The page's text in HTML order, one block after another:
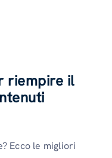
riempire il
Ecco le migliori